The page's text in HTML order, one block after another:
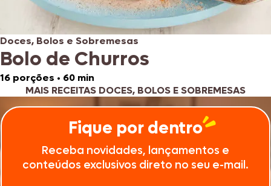
Doces, Bolos e Sobremesas
Bolo de Churros
16 porções • 60 min
MAIS RECEITAS DOCES, BOLOS E SOBREMESAS
Fique por dentro
Receba novidades, lançamentos e
conteúdos exclusivos direto no seu e-mail.